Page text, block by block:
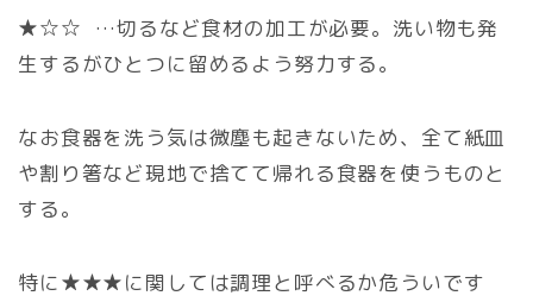
★☆☆ …切るなど食材の加工が必要。洗い物も発
生するがひとつに留めるよう努力する。
なお食器を洗う気は微塵も起きないため、全て紙皿
や割り箸など現地で捨てて帰れる食器を使うものと
する。
特に★★★に関しては調理と呼べるか危ういです